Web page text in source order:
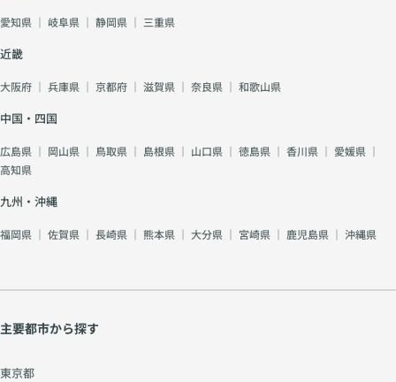
愛知県 ｜ 岐阜県 ｜ 静岡県 ｜ 三重県
近畿
大阪府 ｜ 兵庫県 ｜ 京都府 ｜ 滋賀県 ｜ 奈良県 ｜ 和歌山県
中国・四国
広島県 ｜ 岡山県 ｜ 鳥取県 ｜ 島根県 ｜ 山口県 ｜ 徳島県 ｜ 香川県 ｜ 愛媛県 ｜
高知県
九州・沖縄
福岡県 ｜ 佐賀県 ｜ 長崎県 ｜ 熊本県 ｜ 大分県 ｜ 宮崎県 ｜ 鹿児島県 ｜ 沖縄県
主要都市から探す
東京都